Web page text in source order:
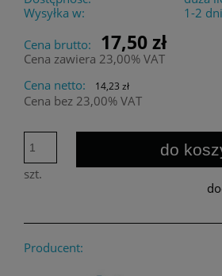
Wysyłka w:
1-2
Cena brutto:
17,50 zł
Cena zawiera 23,00% VAT
Cena netto:
14,23 zł
Cena bez 23,00% VAT
szt.
do
Producent: